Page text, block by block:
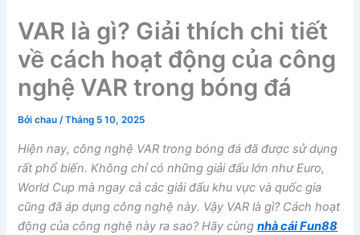
VAR là gì? Giải thích chi tiết
về cách hoạt động của công
nghệ VAR trong bóng đá
Bởichau/Tháng 5 10, 2025
Hiện nay, công nghệ VAR trong bóng đá đã được sử dụng
rất phổ biến. Không chỉ có những giải đấu lớn như Euro,
World Cup mà ngay cả các giải đấu khu vực và quốc gia
cũng đã áp dụng công nghệ này. Vậy VAR là gì? Cách hoạt
động của công nghệ này ra sao? Hãy cùngnhà cái Fun88